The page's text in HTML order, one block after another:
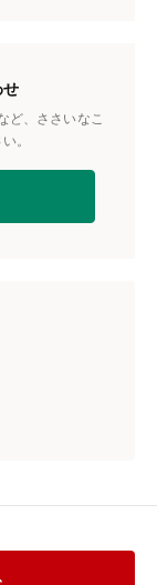
せ
ど、ささいなこ
。